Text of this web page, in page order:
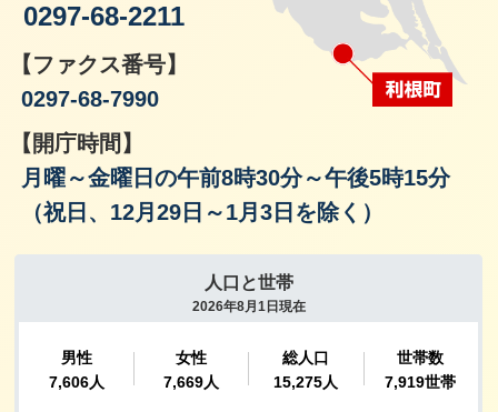
0297-68-2211
【ファクス番号】
0297-68-7990
【開庁時間】
月曜～金曜日の午前8時30分～午後5時15分
（祝日、12月29日～1月3日を除く）